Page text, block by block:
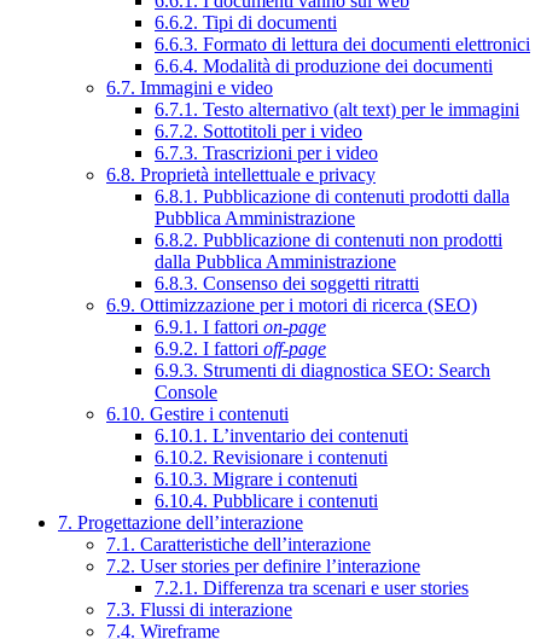
6.6.2. Tipi di documenti
6.6.3. Formato di lettura dei documenti elettronici
6.6.4. Modalità di produzione dei documenti
6.7. Immagini e video
6.7.1. Testo alternativo (alt text) per le immagini
6.7.2. Sottotitoli per i video
6.7.3. Trascrizioni per i video
6.8. Proprietà intellettuale e privacy
6.8.1. Pubblicazione di contenuti prodotti dalla
Pubblica Amministrazione
6.8.2. Pubblicazione di contenuti non prodotti
dalla Pubblica Amministrazione
6.8.3. Consenso dei soggetti ritratti
6.9. Ottimizzazione per i motori di ricerca (SEO)
6.9.1. I fattori on-page
6.9.2. I fattori off-page
6.9.3. Strumenti di diagnostica SEO: Search
Console
6.10. Gestire i contenuti
6.10.1. L’inventario dei contenuti
6.10.2. Revisionare i contenuti
6.10.3. Migrare i contenuti
6.10.4. Pubblicare i contenuti
7. Progettazione dell’interazione
7.1. Caratteristiche dell’interazione
7.2. User stories per definire l’interazione
7.2.1. Differenza tra scenari e user stories
7.3. Flussi di interazione
7.4. Wireframe